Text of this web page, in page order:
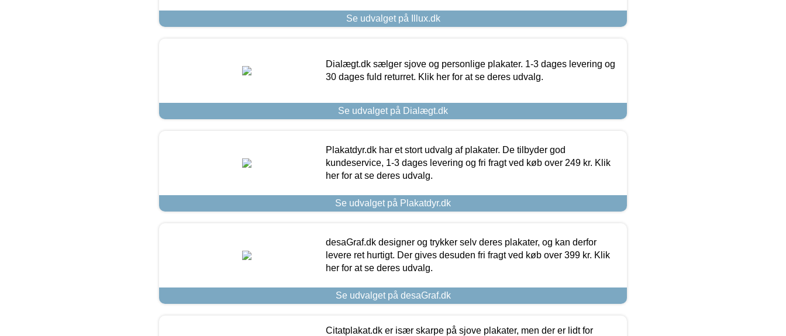
Se udvalget på Illux.dk
Dialægt.dk sælger sjove og personlige plakater. 1-3 dages levering og
30 dages fuld returret. Klik her for at se deres udvalg.
Se udvalget på Dialægt.dk
Plakatdyr.dk har et stort udvalg af plakater. De tilbyder god
kundeservice, 1-3 dages levering og fri fragt ved køb over 249 kr. Klik
her for at se deres udvalg.
Se udvalget på Plakatdyr.dk
desaGraf.dk designer og trykker selv deres plakater, og kan derfor
levere ret hurtigt. Der gives desuden fri fragt ved køb over 399 kr. Klik
her for at se deres udvalg.
Se udvalget på desaGraf.dk
Citatplakat.dk er især skarpe på sjove plakater, men der er lidt for